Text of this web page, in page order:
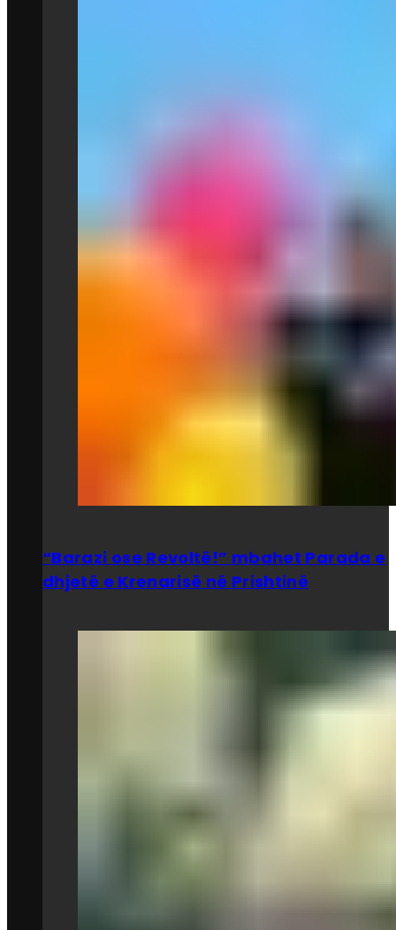
“Barazi ose Revoltë!” mbahet Parada e
dhjetë e Krenarisë në Prishtinë